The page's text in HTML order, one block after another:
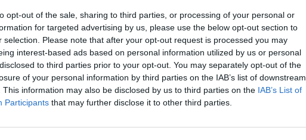
opt-out of the sale, sharing to third parties, or processing of your personal or
for targeted advertising by us, please use the below opt-out section to
selection. Please note that after your opt-out request is processed you may
interest-based ads based on personal information utilized by us or personal
to third parties prior to your opt-out. You may separately opt-out of the
of your personal information by third parties on the IAB’s list of downstream
This information may also be disclosed by us to third parties on the IAB’s List of
Participants that may further disclose it to other third parties.
πολλοί από τους πελάτες μας όταν εξετάζουν
εργασίας», δήλωσε ο Πάρκερ.
λόγω της τεχνητής νοημοσύνης, όμως
τέτοιο», πρόσθεσε.
που δείχνουν ότι ορισμένοι τομείς της αγοράς
πιο απαισιόδοξες εκτιμήσεις για την τεχνητή